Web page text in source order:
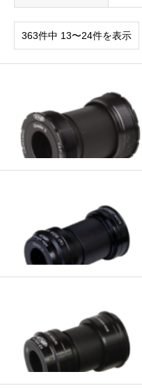
363件中 13〜24件を表示